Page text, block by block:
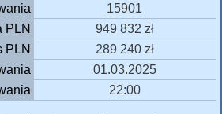
15901
PLN
949 832 zł
PLN
289 240 zł
01.03.2025
22:00